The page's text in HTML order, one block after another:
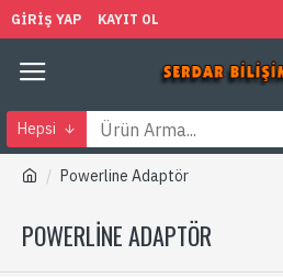
GIRIŞ YAP KAYIT OL
Hepsi
Powerline Adaptör
POWERLINE ADAPTÖR